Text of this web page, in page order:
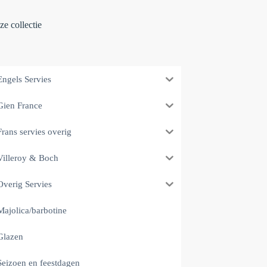
collectie
Servies
France
servies overig
& Boch
Servies
barbotine
en feestdagen